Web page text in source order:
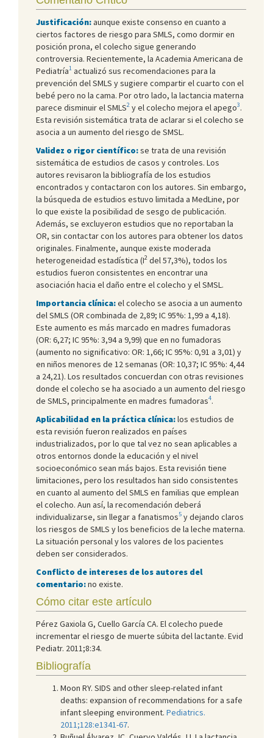
Justificación:aunque existe consenso en cuanto a
ciertos factores de riesgo para SMLS, como dormir en
posición prona, el colecho sigue generando
controversia. Recientemente, la Academia Americana de
Pediatría1 actualizó sus recomendaciones para la
prevención del SMLS y sugiere compartir el cuarto con el
bebé pero no la cama. Por otro lado, la lactancia materna
parece disminuir el SMLS2 y el colecho mejora el apego3.
Esta revisión sistemática trata de aclarar si el colecho se
asocia a un aumento del riesgo de SMSL.
Validez o rigor científico:se trata de una revisión
sistemática de estudios de casos y controles. Los
autores revisaron la bibliografía de los estudios
encontrados y contactaron con los autores. Sin embargo,
la búsqueda de estudios estuvo limitada a MedLine, por
lo que existe la posibilidad de sesgo de publicación.
Además, se excluyeron estudios que no reportaban la
OR, sin contactar con los autores para obtener los datos
originales. Finalmente, aunque existe moderada
heterogeneidad estadística (I2 del 57,3%), todos los
estudios fueron consistentes en encontrar una
asociación hacia el daño entre el colecho y el SMSL.
Importancia clínica:el colecho se asocia a un aumento
del SMLS (OR combinada de 2,89; IC 95%: 1,99 a 4,18).
Este aumento es más marcado en madres fumadoras
(OR: 6,27; IC 95%: 3,94 a 9,99) que en no fumadoras
(aumento no significativo: OR: 1,66; IC 95%: 0,91 a 3,01) y
en niños menores de 12 semanas (OR: 10,37; IC 95%: 4,44
a 24,21). Los resultados concuerdan con otras revisiones
donde el colecho se ha asociado a un aumento del riesgo
de SMLS, principalmente en madres fumadoras4.
Aplicabilidad en la práctica clínica:los estudios de
esta revisión fueron realizados en países
industrializados, por lo que tal vez no sean aplicables a
otros entornos donde la educación y el nivel
socioeconómico sean más bajos. Esta revisión tiene
limitaciones, pero los resultados han sido consistentes
en cuanto al aumento del SMLS en familias que emplean
el colecho. Aun así, la recomendación deberá
individualizarse, sin llegar a fanatismos5 y dejando claros
los riesgos de SMLS y los beneficios de la leche materna.
La situación personal y los valores de los pacientes
deben ser considerados.
Conflicto de intereses de los autores del
comentario:no existe.
Cómo citar este artículo
Pérez Gaxiola G, Cuello García CA. El colecho puede
incrementar el riesgo de muerte súbita del lactante. Evid
Pediatr. 2011;8:34.
Bibliografía
Moon RY. SIDS and other sleep-related infant
deaths: expansion of recommendations for a safe
infant sleeping environment. Pediatrics.
2011;128:e1341-67.